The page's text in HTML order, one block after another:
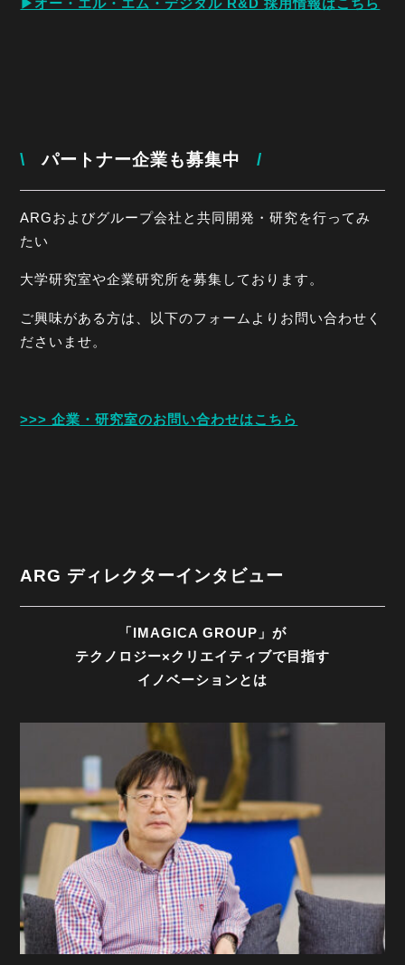
▶︎オー・エル・エム・デジタル R&D採用情報はこちら
\ パートナー企業も募集中/
ARGおよびグループ会社と共同開発・研究を行ってみ
たい
大学研究室や企業研究所を募集しております。
ご興味がある方は、以下のフォームよりお問い合わせく
ださいませ。
>>> 企業・研究室のお問い合わせはこちら
ARG ディレクターインタビュー
「IMAGICA GROUP」が
テクノロジー×クリエイティブで目指す
イノベーションとは